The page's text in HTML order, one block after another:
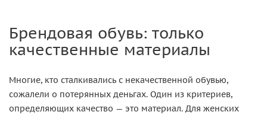
Брендовая обувь: только
качественные материалы
Многие, кто сталкивались с некачественной обувью,
сожалели о потерянных деньгах. Один из критериев,
определяющих качество — это материал. Для женских